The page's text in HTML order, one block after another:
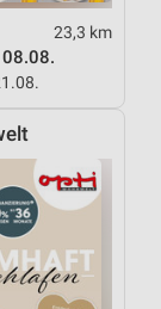
23,3 km